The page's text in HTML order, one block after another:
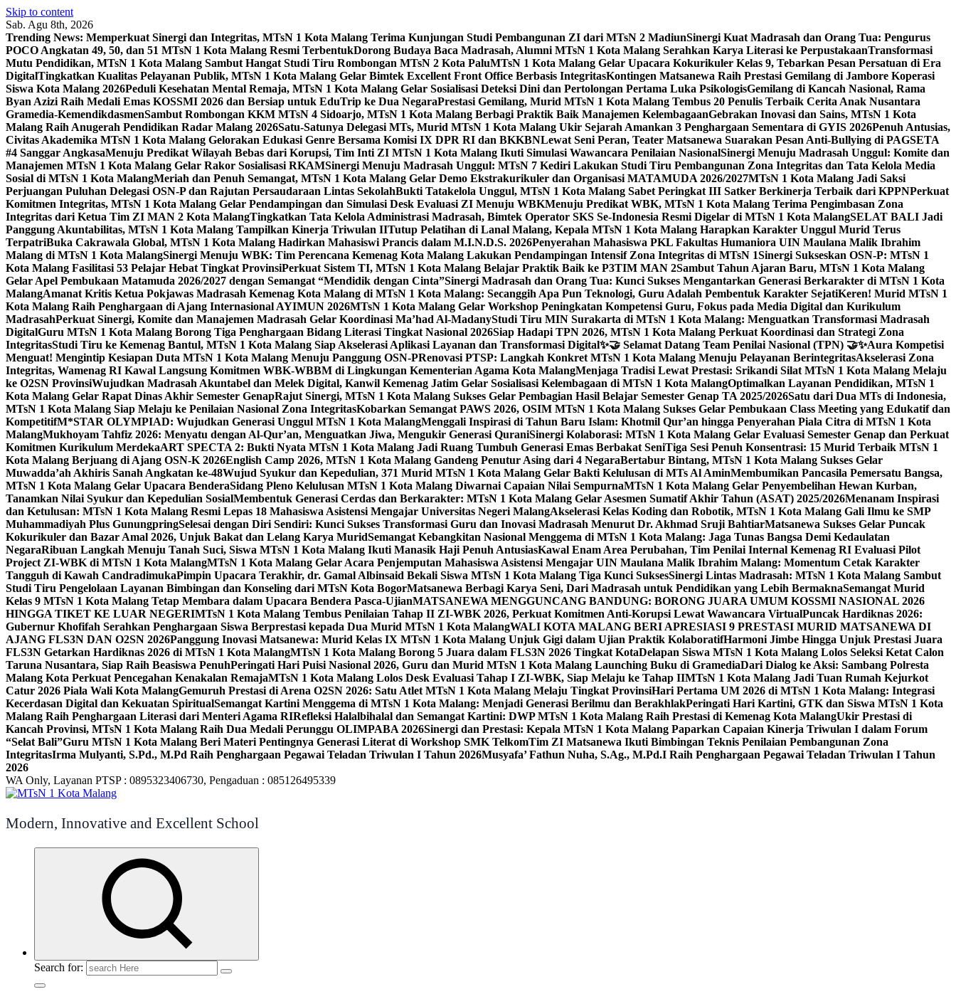
Skip to content
Sab. Agu 8th, 2026
Trending News: Memperkuat Sinergi dan Integritas, MTsN 1 Kota Malang Terima Kunjungan Studi Pembangunan ZI dari MTsN 2 MadiunSinergi Kuat Madrasah dan Orang Tua: Pengurus
POCO Angkatan 49, 50, dan 51 MTsN 1 Kota Malang Resmi TerbentukDorong Budaya Baca Madrasah, Alumni MTsN 1 Kota Malang Serahkan Karya Literasi ke PerpustakaanTransformasi
Mutu Pendidikan, MTsN 1 Kota Malang Sambut Hangat Studi Tiru Rombongan MTsN 2 Kota PaluMTsN 1 Kota Malang Gelar Upacara Kokurikuler Kelas 9, Tebarkan Pesan Persatuan di Era
DigitalTingkatkan Kualitas Pelayanan Publik, MTsN 1 Kota Malang Gelar Bimtek Excellent Front Office Berbasis IntegritasKontingen Matsanewa Raih Prestasi Gemilang di Jambore Koperasi
Siswa Kota Malang 2026Peduli Kesehatan Mental Remaja, MTsN 1 Kota Malang Gelar Sosialisasi Deteksi Dini dan Pertolongan Pertama Luka PsikologisGemilang di Kancah Nasional, Rama
Byan Azizi Raih Medali Emas KOSSMI 2026 dan Bersiap untuk EduTrip ke Dua NegaraPrestasi Gemilang, Murid MTsN 1 Kota Malang Tembus 20 Penulis Terbaik Cerita Anak Nusantara
Gramedia-KemendikdasmenSambut Rombongan KKM MTsN 4 Sidoarjo, MTsN 1 Kota Malang Berbagi Praktik Baik Manajemen KelembagaanGebrakan Inovasi dan Sains, MTsN 1 Kota
Malang Raih Anugerah Pendidikan Radar Malang 2026Satu-Satunya Delegasi MTs, Murid MTsN 1 Kota Malang Ukir Sejarah Amankan 3 Penghargaan Sementara di GYIS 2026Penuh Antusias,
Civitas Akademika MTsN 1 Kota Malang Gelorakan Edukasi Genre Bersama Komisi IX DPR RI dan BKKBNLewat Seni Peran, Teater Matsanewa Suarakan Pesan Anti-Bullying di PAGSETA
#4 Sanggar AngkasaMenuju Predikat Wilayah Bebas dari Korupsi, Tim Inti ZI MTsN 1 Kota Malang Ikuti Simulasi Wawancara Penilaian NasionalSinergi Menuju Madrasah Unggul: Komite dan
Manajemen MTsN 1 Kota Malang Gelar Rakor Sosialisasi RKAMSinergi Menuju Madrasah Unggul: MTsN 7 Kediri Lakukan Studi Tiru Pembangunan Zona Integritas dan Tata Kelola Media
Sosial di MTsN 1 Kota MalangMeriah dan Penuh Semangat, MTsN 1 Kota Malang Gelar Demo Ekstrakurikuler dan Organisasi MATAMUDA 2026/2027MTsN 1 Kota Malang Jadi Saksi
Perjuangan Puluhan Delegasi OSN-P dan Rajutan Persaudaraan Lintas SekolahBukti Tatakelola Unggul, MTsN 1 Kota Malang Sabet Peringkat III Satker Berkinerja Terbaik dari KPPNPerkuat
Komitmen Integritas, MTsN 1 Kota Malang Gelar Pendampingan dan Simulasi Desk Evaluasi ZI Menuju WBKMenuju Predikat WBK, MTsN 1 Kota Malang Terima Pengimbasan Zona
Integritas dari Ketua Tim ZI MAN 2 Kota MalangTingkatkan Tata Kelola Administrasi Madrasah, Bimtek Operator SKS Se-Indonesia Resmi Digelar di MTsN 1 Kota MalangSELAT BALI Jadi
Panggung Akuntabilitas, MTsN 1 Kota Malang Tampilkan Kinerja Triwulan IITutup Pelatihan di Lanal Malang, Kepala MTsN 1 Kota Malang Harapkan Karakter Unggul Murid Terus
TerpatriBuka Cakrawala Global, MTsN 1 Kota Malang Hadirkan Mahasiswi Prancis dalam M.I.N.D.S. 2026Penyerahan Mahasiswa PKL Fakultas Humaniora UIN Maulana Malik Ibrahim
Malang di MTsN 1 Kota MalangSinergi Menuju WBK: Tim Perencana Kemenag Kota Malang Lakukan Pendampingan Intensif Zona Integritas di MTsN 1Sinergi Sukseskan OSN-P: MTsN 1
Kota Malang Fasilitasi 53 Pelajar Hebat Tingkat ProvinsiPerkuat Sistem TI, MTsN 1 Kota Malang Belajar Praktik Baik ke P3TIM MAN 2Sambut Tahun Ajaran Baru, MTsN 1 Kota Malang
Gelar Apel Pembukaan Matamuda 2026/2027 dengan Semangat “Mendidik dengan Cinta”Sinergi Madrasah dan Orang Tua: Kunci Sukses Mengantarkan Generasi Berkarakter di MTsN 1 Kota
MalangAmanat Kritis Ketua Pokjawas Madrasah Kemenag Kota Malang di MTsN 1 Kota Malang: Secanggih Apa Pun Teknologi, Guru Adalah Pembentuk Karakter SejatiKeren! Murid MTsN 1
Kota Malang Raih Penghargaan di Ajang Internasional AYIMUN 2026MTsN 1 Kota Malang Gelar Workshop Peningkatan Kompetensi Guru, Fokus pada Media Digital dan Kurikulum
MadrasahPerkuat Sinergi, Komite dan Manajemen Madrasah Gelar Koordinasi Ma’had Al-MadanyStudi Tiru MIN Surakarta di MTsN 1 Kota Malang: Menguatkan Transformasi Madrasah
DigitalGuru MTsN 1 Kota Malang Borong Tiga Penghargaan Bidang Literasi Tingkat Nasional 2026Siap Hadapi TPN 2026, MTsN 1 Kota Malang Perkuat Koordinasi dan Strategi Zona
IntegritasStudi Tiru ke Kemenag Bantul, MTsN 1 Kota Malang Siap Akselerasi Aplikasi Layanan dan Transformasi Digital✨🤝 Selamat Datang Team Penilai Nasional (TPN) 🤝✨Aura Kompetisi
Menguat! Mengintip Kesiapan Duta MTsN 1 Kota Malang Menuju Panggung OSN-PRenovasi PTSP: Langkah Konkret MTsN 1 Kota Malang Menuju Pelayanan BerintegritasAkselerasi Zona
Integritas, Wamenag RI Kawal Langsung Komitmen WBK-WBBM di Lingkungan Kementerian Agama Kota MalangMenjaga Tradisi Lewat Prestasi: Srikandi Silat MTsN 1 Kota Malang Melaju
ke O2SN ProvinsiWujudkan Madrasah Akuntabel dan Melek Digital, Kanwil Kemenag Jatim Gelar Sosialisasi Kelembagaan di MTsN 1 Kota MalangOptimalkan Layanan Pendidikan, MTsN 1
Kota Malang Gelar Rapat Dinas Akhir Semester GenapRajut Sinergi, MTsN 1 Kota Malang Sukses Gelar Pembagian Hasil Belajar Semester Genap TA 2025/2026Satu dari Dua MTs di Indonesia,
MTsN 1 Kota Malang Siap Melaju ke Penilaian Nasional Zona IntegritasKobarkan Semangat PAWS 2026, OSIM MTsN 1 Kota Malang Sukses Gelar Pembukaan Class Meeting yang Edukatif dan
KompetitifM*STAR OLYMPIAD: Wujudkan Generasi Unggul MTsN 1 Kota MalangMenggali Inspirasi di Tahun Baru Islam: Khotmil Qur’an hingga Penyerahan Piala Citra di MTsN 1 Kota
MalangMukhoyam Tahfiz 2026: Menyatu dengan Al-Qur’an, Menguatkan Jiwa, Mengukir Generasi QuraniSinergi Kolaborasi: MTsN 1 Kota Malang Gelar Evaluasi Semester Genap dan Perkuat
Komitmen Kurikulum MerdekaART SPECTA 2: Bukti Nyata MTsN 1 Kota Malang Jadi Ruang Tumbuh Generasi Emas Berbakat SeniTiga Sesi Penuh Konsentrasi: 15 Murid Terbaik MTsN 1
Kota Malang Berjuang di Ajang OSN-K 2026English Camp 2026, MTsN 1 Kota Malang Gandeng Penutur Asing dari 4 NegaraBertabur Bintang, MTsN 1 Kota Malang Sukses Gelar
Muwadda’ah Akhiris Sanah Angkatan ke-48Wujud Syukur dan Kepedulian, 371 Murid MTsN 1 Kota Malang Gelar Bakti Kelulusan di MTs Al AminMembumikan Pancasila Pemersatu Bangsa,
MTsN 1 Kota Malang Gelar Upacara BenderaSidang Pleno Kelulusan MTsN 1 Kota Malang Diwarnai Capaian Nilai SempurnaMTsN 1 Kota Malang Gelar Penyembelihan Hewan Kurban,
Tanamkan Nilai Syukur dan Kepedulian SosialMembentuk Generasi Cerdas dan Berkarakter: MTsN 1 Kota Malang Gelar Asesmen Sumatif Akhir Tahun (ASAT) 2025/2026Menanam Inspirasi
dan Ketulusan: MTsN 1 Kota Malang Resmi Lepas 18 Mahasiswa Asistensi Mengajar Universitas Negeri MalangAkselerasi Kelas Koding dan Robotik, MTsN 1 Kota Malang Gali Ilmu ke SMP
Muhammadiyah Plus GunungpringSelesai dengan Diri Sendiri: Kunci Sukses Transformasi Guru dan Inovasi Madrasah Menurut Dr. Akhmad Sruji BahtiarMatsanewa Sukses Gelar Puncak
Kokurikuler dan Bazar Amal 2026, Unjuk Bakat dan Lelang Karya MuridSemangat Kebangkitan Nasional Menggema di MTsN 1 Kota Malang: Jaga Tunas Bangsa Demi Kedaulatan
NegaraRibuan Langkah Menuju Tanah Suci, Siswa MTsN 1 Kota Malang Ikuti Manasik Haji Penuh AntusiasKawal Enam Area Perubahan, Tim Penilai Internal Kemenag RI Evaluasi Pilot
Project ZI-WBK di MTsN 1 Kota MalangMTsN 1 Kota Malang Gelar Acara Penjemputan Mahasiswa Asistensi Mengajar UIN Maulana Malik Ibrahim Malang: Momentum Cetak Karakter
Tangguh di Kawah CandradimukaPimpin Upacara Terakhir, dr. Gamal Albinsaid Bekali Siswa MTsN 1 Kota Malang Tiga Kunci SuksesSinergi Lintas Madrasah: MTsN 1 Kota Malang Sambut
Studi Tiru Pengelolaan Layanan Bimbingan dan Konseling dari MTsN Kota BogorMatsanewa Berbagi Karya Seni, Dari Madrasah untuk Pendidikan yang Lebih BermaknaSemangat Murid
Kelas 9 MTsN 1 Kota Malang Tetap Membara dalam Upacara Bendera Pasca-UjianMATSANEWA MENGGUNCANG BANDUNG: BORONG JUARA UMUM KOSSMI NASIONAL 2026
HINGGA TIKET KE LUAR NEGERIMTsN 1 Kota Malang Tembus Penilaian Tahap II ZI-WBK 2026, Perkuat Komitmen Anti-Korupsi Lewat Wawancara VirtualPuncak Hardiknas 2026:
Gubernur Khofifah Serahkan Penghargaan Siswa Berprestasi kepada Dua Murid MTsN 1 Kota MalangWALI KOTA MALANG BERI APRESIASI 9 PRESTASI MURID MATSANEWA DI
AJANG FLS3N DAN O2SN 2026Panggung Inovasi Matsanewa: Murid Kelas IX MTsN 1 Kota Malang Unjuk Gigi dalam Ujian Praktik KolaboratifHarmoni Jimbe Hingga Unjuk Prestasi Juara
FLS3N Getarkan Hardiknas 2026 di MTsN 1 Kota MalangMTsN 1 Kota Malang Borong 5 Juara dalam FLS3N 2026 Tingkat KotaDelapan Siswa MTsN 1 Kota Malang Lolos Seleksi Ketat Calon
Taruna Nusantara, Siap Raih Beasiswa PenuhPeringati Hari Puisi Nasional 2026, Guru dan Murid MTsN 1 Kota Malang Launching Buku di GramediaDari Dialog ke Aksi: Sambang Polresta
Malang Kota Perkuat Pencegahan Kenakalan RemajaMTsN 1 Kota Malang Lolos Desk Evaluasi Tahap I ZI-WBK, Siap Melaju ke Tahap IIMTsN 1 Kota Malang Jadi Tuan Rumah Kejurkot
Catur 2026 Piala Wali Kota MalangGemuruh Prestasi di Arena O2SN 2026: Satu Atlet MTsN 1 Kota Malang Melaju Tingkat ProvinsiHari Pertama UM 2026 di MTsN 1 Kota Malang: Integrasi
Kecerdasan Digital dan Kekuatan SpiritualSemangat Kartini Menggema di MTsN 1 Kota Malang: Menjadi Generasi Berilmu dan BerakhlakPeringati Hari Kartini, GTK dan Siswa MTsN 1 Kota
Malang Raih Penghargaan Literasi dari Menteri Agama RIRefleksi Halalbihalal dan Semangat Kartini: DWP MTsN 1 Kota Malang Raih Prestasi di Kemenag Kota MalangUkir Prestasi di
Kancah Provinsi, MTsN 1 Kota Malang Raih Dua Medali Perunggu OLIMPABA 2026Sinergi dan Prestasi: Kepala MTsN 1 Kota Malang Paparkan Capaian Kinerja Triwulan I dalam Forum
“Selat Bali”Guru MTsN 1 Kota Malang Beri Materi Pentingnya Generasi Literat di Workshop SMK TelkomTim ZI Matsanewa Ikuti Bimbingan Teknis Penilaian Pembangunan Zona
IntegritasIrma Mulyanti, S.Pd., M.Pd Raih Penghargaan Pegawai Teladan Triwulan I Tahun 2026Musyafa’ Fathun Nuha, S.Ag., M.Pd.I Raih Penghargaan Pegawai Teladan Triwulan I Tahun
2026
WA Only, Layanan PTSP : 0895323406730, Pengaduan : 085126495339
Modern, Innovative and Excellent School
Search for: